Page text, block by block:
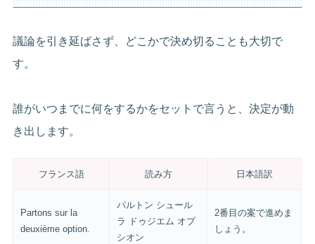
議論を引き延ばさず、どこかで決め切ることも大切で
す。
誰がいつまでに何をするかをセットで言うと、決定が動
き出します。
フランス語 読み方 日本語訳
Partons sur la
deuxième option.
パルトン シュール
ラ ドゥジエム オプ
シオン
2番目の案で進めま
しょう。